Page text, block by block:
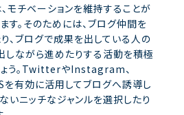
モチベーションを維持することが
す。そのためには、ブログ仲間を
、ブログで成果を出している人の
しながら進めたりする活動を積極
ょう。TwitterやInstagram、
有効に活用してブログへ誘導し
いニッチなジャンルを選択したり